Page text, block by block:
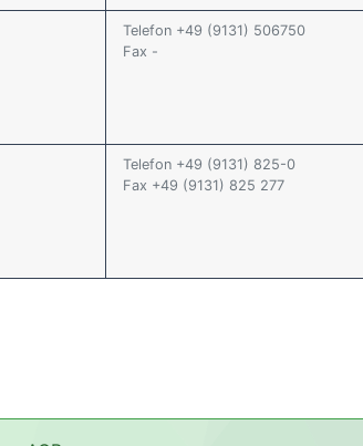
Telefon +49 (9131) 506750
Fax -
Telefon +49 (9131) 825-0
Fax +49 (9131) 825 277